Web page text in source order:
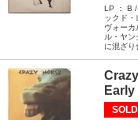
LP ： B /
ックド・
ヴォーカ
ル・ヤ
に混ざり